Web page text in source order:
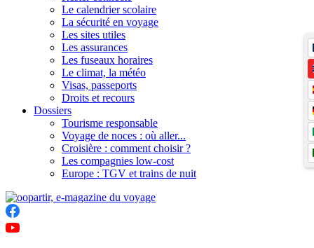
Le calendrier scolaire
La sécurité en voyage
Les sites utiles
Les assurances
Les fuseaux horaires
Le climat, la météo
Visas, passeports
Droits et recours
Dossiers
Tourisme responsable
Voyage de noces : où aller...
Croisière : comment choisir ?
Les compagnies low-cost
Europe : TGV et trains de nuit